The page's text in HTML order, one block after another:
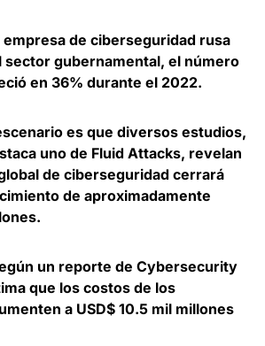
empresa de ciberseguridad rusa
sector gubernamental, el número
en 36% durante el 2022.
es que diversos estudios,
uno de Fluid Attacks, revelan
de ciberseguridad cerrará
de aproximadamente
un reporte de Cybersecurity
que los costos de los
a USD$ 10.5 mil millones